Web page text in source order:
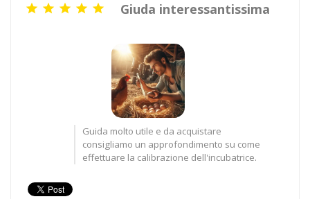
     Giuda interessantissima
Guida molto utile e da acquistare
consigliamo un approfondimento su come
effettuare la calibrazione dell'incubatrice.